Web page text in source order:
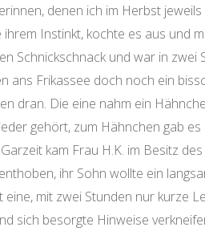
denen ich im Herbst
ihrem Instinkt, kochte es aus und
Schnickschnack und war in
ans Frikassee doch noch ein
dran. Die eine nahm ein
gehört, zum Hähnchen gab
kam Frau H.K. im Besitz
ihr Sohn wollte ein
eine, mit zwei Stunden nur kurze
sich besorgte Hinweise